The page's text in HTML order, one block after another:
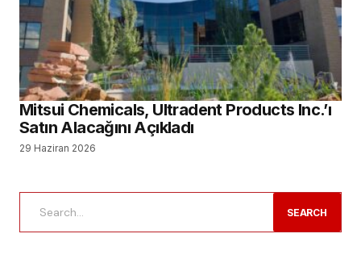
Mitsui Chemicals, Ultradent Products Inc.’ı
Satın Alacağını Açıkladı
29 Haziran 2026
SEARCH